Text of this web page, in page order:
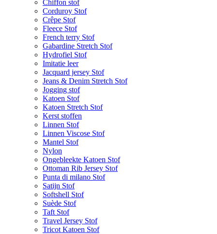
Chiffon stof
Corduroy Stof
Crêpe Stof
Fleece Stof
French terry Stof
Gabardine Stretch Stof
Hydrofiel Stof
Imitatie leer
Jacquard jersey Stof
Jeans & Denim Stretch Stof
Jogging stof
Katoen Stof
Katoen Stretch Stof
Kerst stoffen
Linnen Stof
Linnen Viscose Stof
Mantel Stof
Nylon
Ongebleekte Katoen Stof
Ottoman Rib Jersey Stof
Punta di milano Stof
Satijn Stof
Softshell Stof
Suède Stof
Taft Stof
Travel Jersey Stof
Tricot Katoen Stof